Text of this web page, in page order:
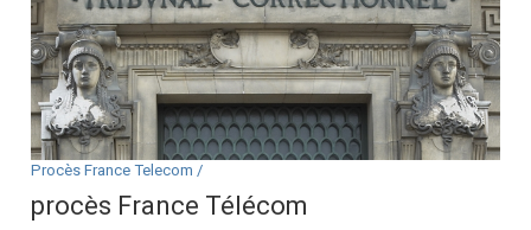
Procès France Telecom /
procès France Télécom